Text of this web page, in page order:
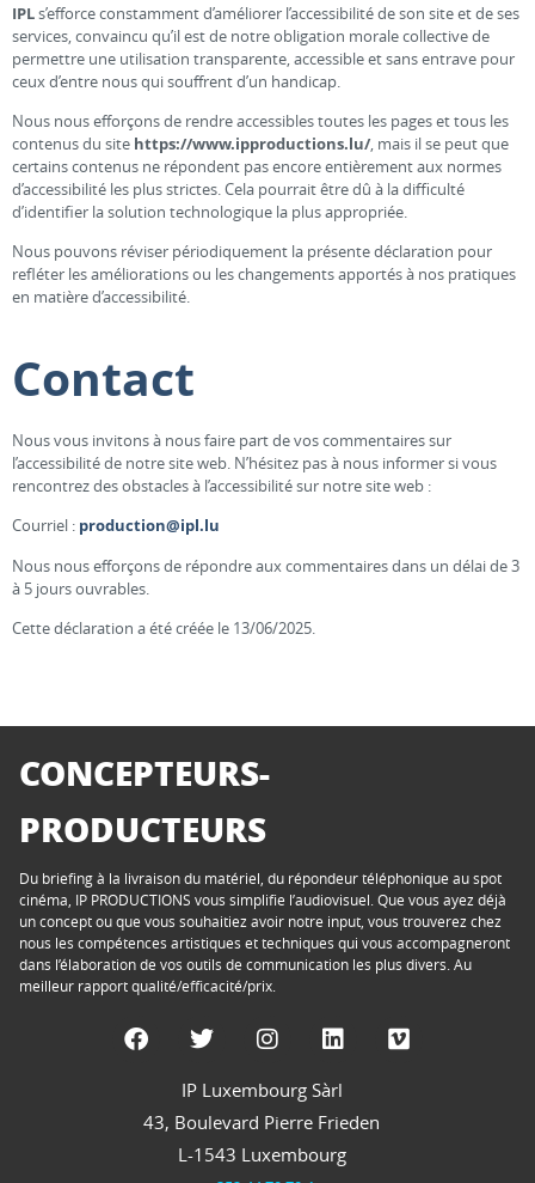
IPLs’efforce constamment d’améliorer l’accessibilité de son site et de ses
services, convaincu qu’il est de notre obligation morale collective de
permettre une utilisation transparente, accessible et sans entrave pour
ceux d’entre nous qui souffrent d’un handicap.
Nous nous efforçons de rendre accessibles toutes les pages et tous les
contenus du site https://www.ipproductions.lu/, mais il se peut que
certains contenus ne répondent pas encore entièrement aux normes
d’accessibilité les plus strictes. Cela pourrait être dû à la difficulté
d’identifier la solution technologique la plus appropriée.
Nous pouvons réviser périodiquement la présente déclaration pour
refléter les améliorations ou les changements apportés à nos pratiques
en matière d’accessibilité.
Contact
Nous vous invitons à nous faire part de vos commentaires sur
l’accessibilité de notre site web. N’hésitez pas à nous informer si vous
rencontrez des obstacles à l’accessibilité sur notre site web :
Courriel : production@ipl.lu
Nous nous efforçons de répondre aux commentaires dans un délai de 3
à 5 jours ouvrables.
Cette déclaration a été créée le 13/06/2025.
CONCEPTEURS-
PRODUCTEURS
Du briefing à la livraison du matériel, du répondeur téléphonique au spot
cinéma, IP PRODUCTIONS vous simplifie l’audiovisuel. Que vous ayez déjà
un concept ou que vous souhaitiez avoir notre input, vous trouverez chez
nous les compétences artistiques et techniques qui vous accompagneront
dans l’élaboration de vos outils de communication les plus divers. Au
meilleur rapport qualité/efficacité/prix.
IP Luxembourg Sàrl
43, Boulevard Pierre Frieden
L-1543 Luxembourg